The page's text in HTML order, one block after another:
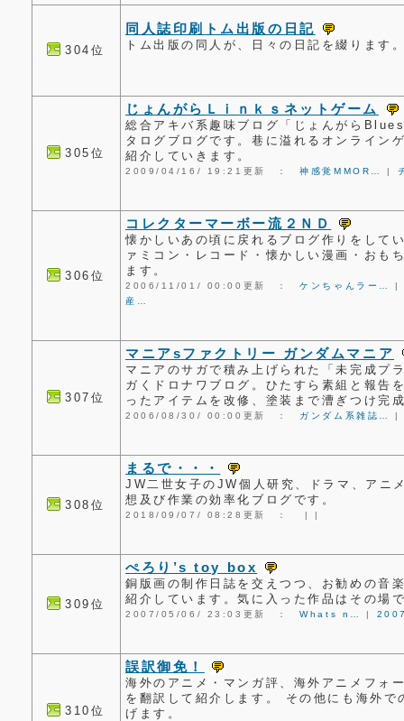
304位
同人誌印刷トム出版の日記
トム出版の同人が、日々の日記を綴ります
305位
じょんがらＬｉｎｋｓネットゲーム
総合アキバ系趣味ブログ「じょんがら
タログブログです。巷に溢れるオンライン
紹介していきます。
2009/04/16/ 19:21更新 ：神感覚MMOR… |
306位
コレクターマーボー流２ＮＤ
懐かしいあの頃に戻れるブログ作りをして
ァミコン・レコード・懐かしい漫画・おも
ます。
2006/11/01/ 00:00更新 ：ケンちゃんラー…
産…
307位
マニアsファクトリー ガンダムマニア
マニアのサガで積み上げられた「未完成プ
ガくドロナワブログ。ひたすら素組と報告
ったアイテムを改修、塗装まで漕ぎつけ完
2006/08/30/ 00:00更新 ： ガンダム系雑誌…
308位
まるで・・・
JW二世女子のJW個人研究、ドラマ、アニ
想及び作業の効率化ブログです。
2018/09/07/ 08:28更新 ： | |
309位
ぺろり’s toy box
銅版画の制作日誌を交えつつ、お勧めの音
紹介しています。気に入った作品はその場
2007/05/06/ 23:03更新 ：Whats n… |
310位
誤訳御免！
海外のアニメ・マンガ評、海外アニメフォ
を翻訳して紹介します。 その他にも海外で
げます。